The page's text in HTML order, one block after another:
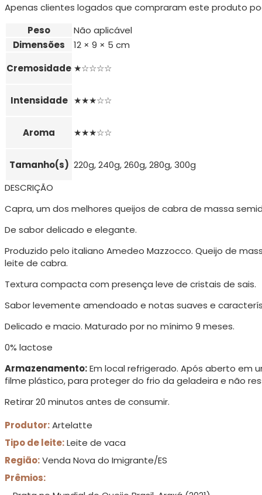
Apenas clientes logados que compraram este produto
Peso
Não aplicável
Dimensões
12 × 9 × 5 cm
Cremosidade ★☆☆☆☆
Intensidade ★★★☆☆
Aroma ★★★☆☆
Tamanho(s) 220g, 240g, 260g, 280g, 300g
DESCRIÇÃO
Capra, um dos melhores queijos de cabra de massa
De sabor delicado e elegante.
Produzido pelo italiano Amedeo Mazzocco. Queijo de
leite de cabra.
Textura compacta com presença leve de cristais de sais.
Sabor levemente amendoado e notas suaves e
Delicado e macio. Maturado por no mínimo 9 meses.
0% lactose
Armazenamento:Em local refrigerado. Após aberto
filme plástico, para proteger do frio da geladeira e não
Retirar 20 minutos antes de consumir.
Produtor:Artelatte
Tipo de leite:Leite de vaca
Região:Venda Nova do Imigrante/ES
Prêmios: